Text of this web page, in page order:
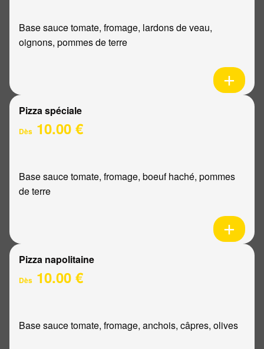
Base sauce tomate, fromage, lardons de veau,
oignons, pommes de terre
Pizza spéciale
Dès 10.00 €
Base sauce tomate, fromage, boeuf haché, pommes
de terre
Pizza napolitaine
Dès 10.00 €
Base sauce tomate, fromage, anchois, câpres, olives